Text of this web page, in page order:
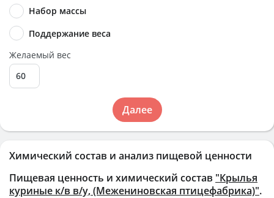
Химический состав и анализ пищевой ценности
Пищевая ценность и химический состав "Крылья
куриные к/в в/у, (Межениновская птицефабрика)".
Набор массы
Поддержание веса
Желаемый вес
Далее